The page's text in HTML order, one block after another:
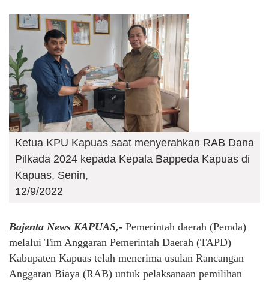
Ketua KPU Kapuas saat menyerahkan RAB Dana
Pilkada 2024 kepada Kepala Bappeda Kapuas di
Kapuas, Senin,
12/9/2022
Bajenta News KAPUAS,- Pemerintah daerah (Pemda)
melalui Tim Anggaran Pemerintah Daerah (TAPD)
Kabupaten Kapuas telah menerima usulan Rancangan
Anggaran Biaya (RAB) untuk pelaksanaan pemilihan